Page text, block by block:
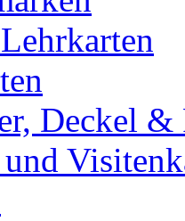
Deckel &